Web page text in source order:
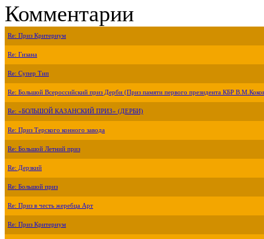
Комментарии
Re: Приз Критериум
Re: Гизана
Re: Супер Тип
Re: Большой Всероссийский приз Дерби (Приз памяти первого президента КБР
Re: «БОЛЬШОЙ КАЗАНСКИЙ ПРИЗ» (ДЕРБИ)
Re: Приз Терского конного завода
Re: Большой Летний приз
Re: Дерзкий
Re: Большой приз
Re: Приз в честь жеребца Арт
Re: Приз Критериум